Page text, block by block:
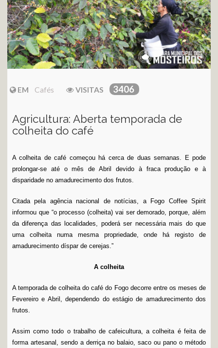
EM Cafés VISITAS 3406
Agricultura: Aberta temporada de
colheita do café
A colheita de café começou há cerca de duas semanas. E pode
prolongar-se até o mês de Abril devido à fraca produção e à
disparidade no amadurecimento dos frutos.
Citada pela agência nacional de notícias, a Fogo Coffee Spirit
informou que “o processo (colheita) vai ser demorado, porque, além
da diferença das localidades, poderá ser necessária mais do que
uma colheita numa mesma propriedade, onde há registo de
amadurecimento díspar de cerejas.”
A colheita
A temporada de colheita do café do Fogo decorre entre os meses de
Fevereiro e Abril, dependendo do estágio de amadurecimento dos
frutos.
Assim como todo o trabalho de cafeicultura, a colheita é feita de
forma artesanal, sendo a derriça no balaio, saco ou pano o método